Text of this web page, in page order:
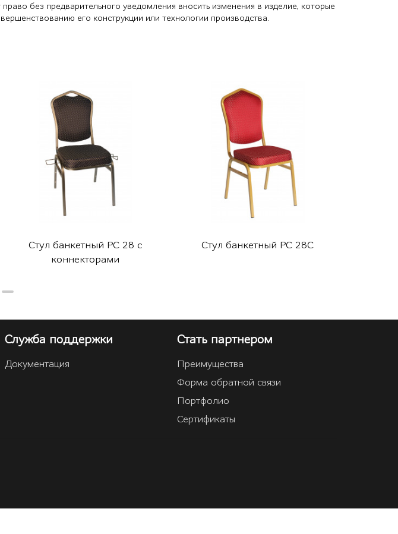
без предварительного уведомления вносить изменения в изделие, которые
его конструкции или технологии производства.
Стул банкетный РС 28 с
коннекторами
Стул банкетный РС 28С
Служба поддержки
Документация
Стать партнером
Преимущества
Форма обратной связи
Портфолио
Сертификаты